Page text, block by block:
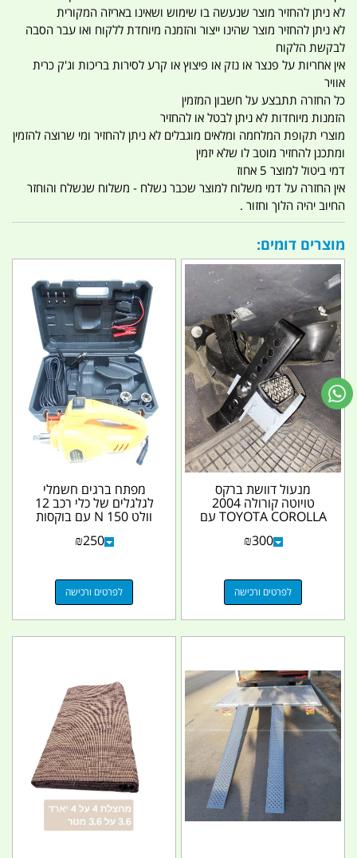
לא ניתן להחזיר מוצר שנעשה בו שימוש ושאינו באריזה המקורית
לא ניתן להחזיר מוצר שהינו ייצור והזמנה מיוחדת ללקוח ואו עבר הסבה
לבקשת הלקוח
אין אחריות על פנצר או נזק או פיצוץ או קרע לסירות בריכות וג'ק כרית
אוויר
כל החזרה תתבצע על חשבון המזמין
הזמנות מיוחדות לא ניתן לבטל או להחזיר
מוצרי תקופת המלחמה ומלאים מוגבלים לא ניתן להחזיר ומי שרוצה להזמין
ומתכנן להחזיר מוטב לו שלא יזמין
דמי ביטול למוצר 5 אחוז
אין החזרה על דמי משלוח למוצר שכבר נשלח - משלוח שנשלח והוחזר
החיוב יהיה הלוך וחזור .
מוצרים דומים:
מנעול דוושת ברקס
טויוטה קורולה 2004
TOYOTA COROLLA עם
ממ...₪300
לפרטים ורכישה
מפתח ברגים חשמלי
לגלגלים של כלי רכב 12
וולט 150 N עם בוקסות
17 19 21 23 עם
תאורה...
₪250
לפרטים ורכישה